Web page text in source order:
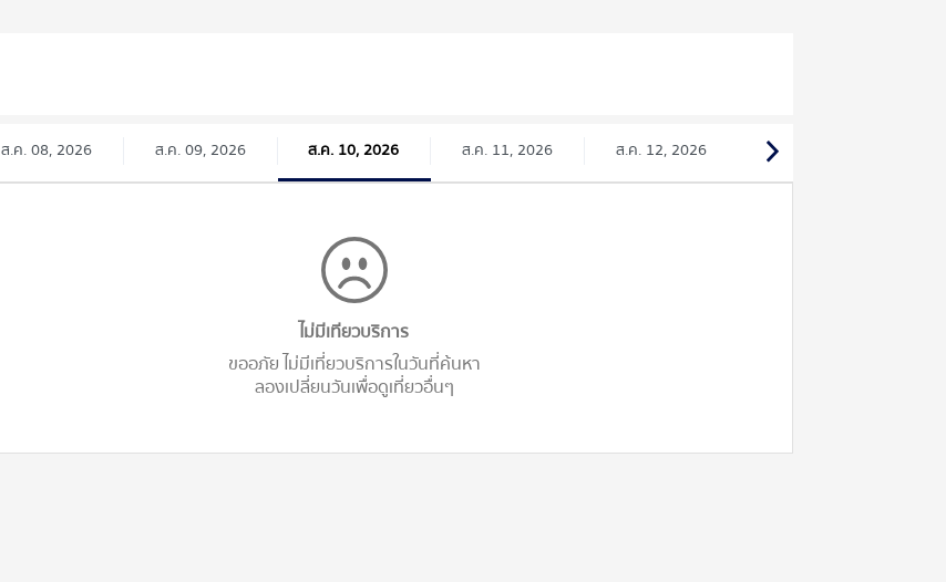
ส.ค. 08, 2026 ส.ค. 09, 2026 ส.ค. 10, 2026 ส.ค. 11, 2026 ส.ค. 12, 2026
ไม่มีเทียวบริการ
ขออภัย ไม่มีเที่ยวบริการในวันที่ค้นหา
ลองเปลี่ยนวันเพื่อดูเที่ยวอื่นๆ